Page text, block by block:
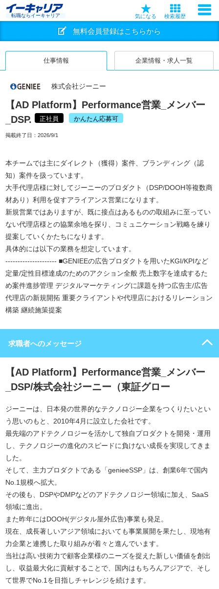
転職ならイーキャリア 気になる 検索履歴
無料会員登録はこちらから
仕事情報 企業情報・求人一覧
株式会社ジーニー
【AD Platform】Performance営業_メンバー
_DSP.
正社員 かんたん応募可
掲載終了日： 2026/9/1
本チームでは主にダイレクト（獲得）案件、ブランディング（認
知）案件を扱っています。
大手代理店様に対してジーニーのプロダクト（DSP/DOOH等複数商
材あり）利用を促すアライアンス営業になります。
新規営業ではありますが、既に接点はあるものの取組みに至ってい
ない代理店様との協業余地を探り、コミュニケーション戦略を練り
提案していくかたちになります。
具体的には以下の業務を想定しています。
--------------------- ■GENIEEの広告プロダクトを用いたKGI/KPIなど
定量/定性目標達成のためのアクション全般 売上数字を達成するた
め案件進捗管理 デジタルマーケティングに課題を持つ広告主/広告
代理店の新規開拓 重要クライアントや代理店におけるリレーション
構築 継続施策提案
求職者へのメッセージ
【AD Platform】Performance営業_メンバー
_DSP/株式会社ジーニー（東証グロー
ジーニーは、日本発の世界的なテクノロジー企業をつくりたいとい
う思いのもと、2010年4月に設立した会社です。
最先端のアドテクノロジーを活かして独自プロダクトを開発・運用
し、テクノロジーの進化のスピードに負けない成長を実現してきま
した。
そして、主力プロダクトである「genieeSSP」は、創業6年で国内
No.1規模へ拡大。
その後も、DSPやDMPなどのアドテクノロジー領域に加え、SaaS
領域に進出。
また昨年にはDOOH(デジタル屋外広告)事業も発足。
現在、成長著しいアジア領域においても事業展開を果たし、現地有
力企業と連携した取り組みが着々と進んでいます。
当社は高い技術力で顧客企業様のニーズを捉えた新しい価値を創出
し、収益最大化に貢献することで、国内はもちろんアジアで、そし
て世界でNo.1を目指しチャレンジを続けます。